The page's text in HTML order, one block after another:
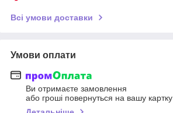
Всі умови доставки
Умови оплати
Ви отримаєте замовлення
або гроші повернуться на вашу картку